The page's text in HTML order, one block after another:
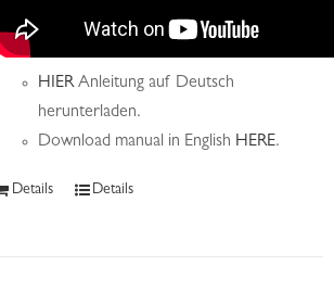
HIERAnleitung auf Deutsch
herunterladen.
Download manual in English HERE.
Details Details